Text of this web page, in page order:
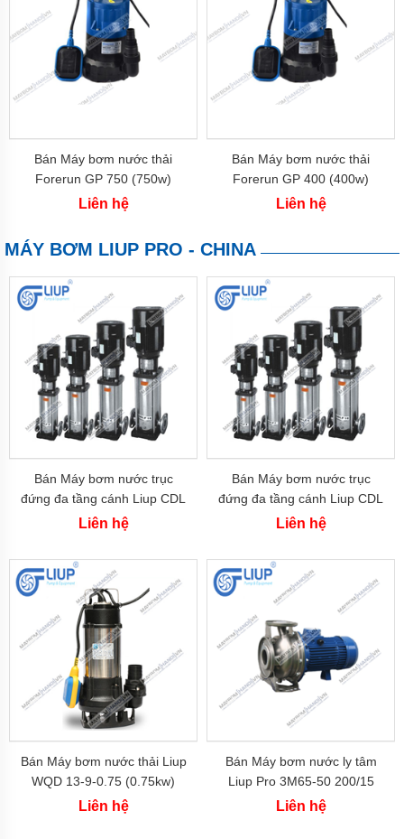
Bán Máy bơm nước thải
Forerun GP 750 (750w)
Liên hệ
Bán Máy bơm nước thải
Forerun GP 400 (400w)
Liên hệ
MÁY BƠM LIUP PRO - CHINA
Bán Máy bơm nước trục
đứng đa tầng cánh Liup CDL
12-12 (7.5 kw-10 hp)
Liên hệ
Bán Máy bơm nước trục
đứng đa tầng cánh Liup CDL
8-16 (5.5 kw-7.5 hp)
Liên hệ
Bán Máy bơm nước thải Liup
WQD 13-9-0.75 (0.75kw)
Liên hệ
Bán Máy bơm nước ly tâm
Liup Pro 3M65-50 200/15
(15kw)
Liên hệ